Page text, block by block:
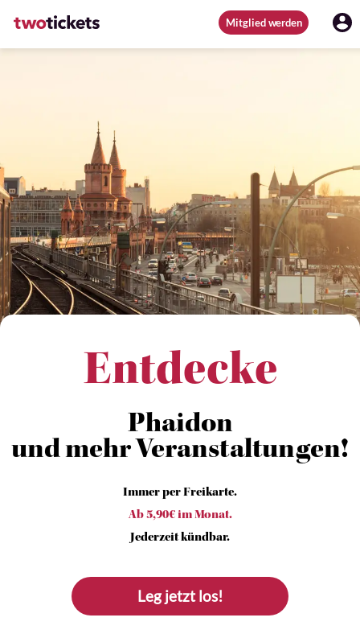
Mitglied werden
Entdecke
Phaidon
und mehr Veranstaltungen!
Immer per Freikarte.
Ab 5,90€ im Monat.
Jederzeit kündbar.
Leg jetzt los!